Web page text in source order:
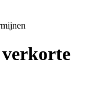
verkorte